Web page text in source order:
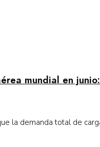
mundial en
la demanda total de